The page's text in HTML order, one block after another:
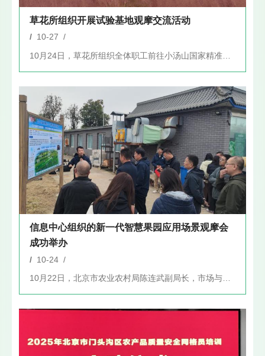
草花所组织开展试验基地观摩交流活动
/ 10-27 /
信息中心组织的新一代智慧果园应用场景观摩会
成功举办
/ 10-24 /